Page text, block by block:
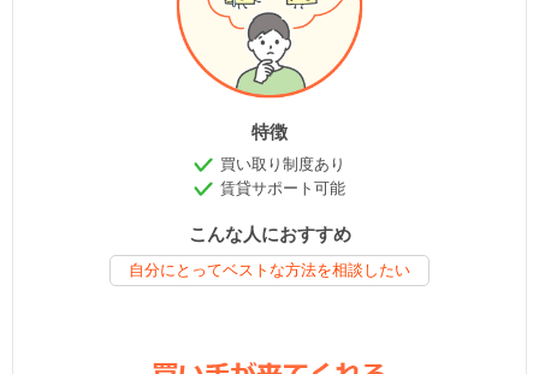
特徴
買い取り制度あり
賃貸サポート可能
こんな人におすすめ
自分にとってベストな方法を相談したい